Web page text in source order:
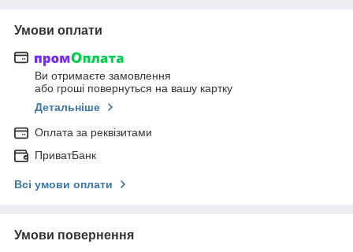
Умови оплати
Ви отримаєте замовлення
або гроші повернуться на вашу картку
Детальніше
Оплата за реквізитами
ПриватБанк
Всі умови оплати
Умови повернення